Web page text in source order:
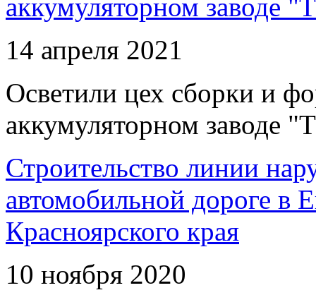
аккумуляторном заводе
14 апреля 2021
Осветили цех сборки и
аккумуляторном заводе
Строительство линии
автомобильной дороге в
Красноярского края
10 ноября 2020